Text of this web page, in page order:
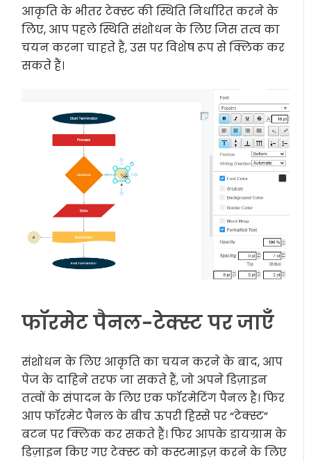
आकृति के भीतर टेक्स्ट की स्थिति निर्धारित करने के
लिए, आप पहले स्थिति संशोधन के लिए जिस तत्व का
चयन करना चाहते हैं, उस पर विशेष रूप से क्लिक कर
सकते हैं।
फॉरमेट पैनल-टेक्स्ट पर जाएँ
संशोधन के लिए आकृति का चयन करने के बाद, आप
पेज के दाहिने तरफ जा सकते हैं, जो अपने डिज़ाइन
तत्वों के संपादन के लिए एक फॉरमेटिंग पैनल है। फिर
आप फॉरमेट पैनल के बीच ऊपरी हिस्से पर “टेक्स्ट”
बटन पर क्लिक कर सकते हैं। फिर आपके डायग्राम के
डिज़ाइन किए गए टेक्स्ट को कस्टमाइज़ करने के लिए